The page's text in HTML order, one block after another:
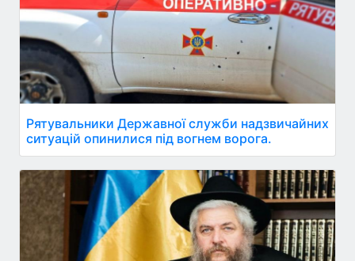
Рятувальники Державної служби надзвичайних
ситуацій опинилися під вогнем ворога.